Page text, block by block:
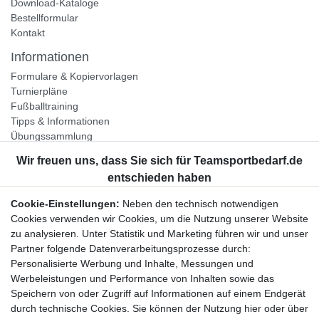
Download-Kataloge
Bestellformular
Kontakt
Informationen
Formulare & Kopiervorlagen
Turnierpläne
Fußballtraining
Tipps & Informationen
Übungssammlung
Unternehmen
Widerrufsrecht
Bestellung widerrufen
Datenschutzerklärung
AGB
Impressum
Cookie-Einstellungen: Neben den technisch notwendigen
Cookies verwenden wir Cookies, um die Nutzung unserer Website
zu analysieren. Unter Statistik und Marketing führen wir und unser
Partner folgende Datenverarbeitungsprozesse durch:
Personalisierte Werbung und Inhalte, Messungen und
Werbeleistungen und Performance von Inhalten sowie das
Speichern von oder Zugriff auf Informationen auf einem Endgerät
durch technische Cookies. Sie können der Nutzung hier oder über